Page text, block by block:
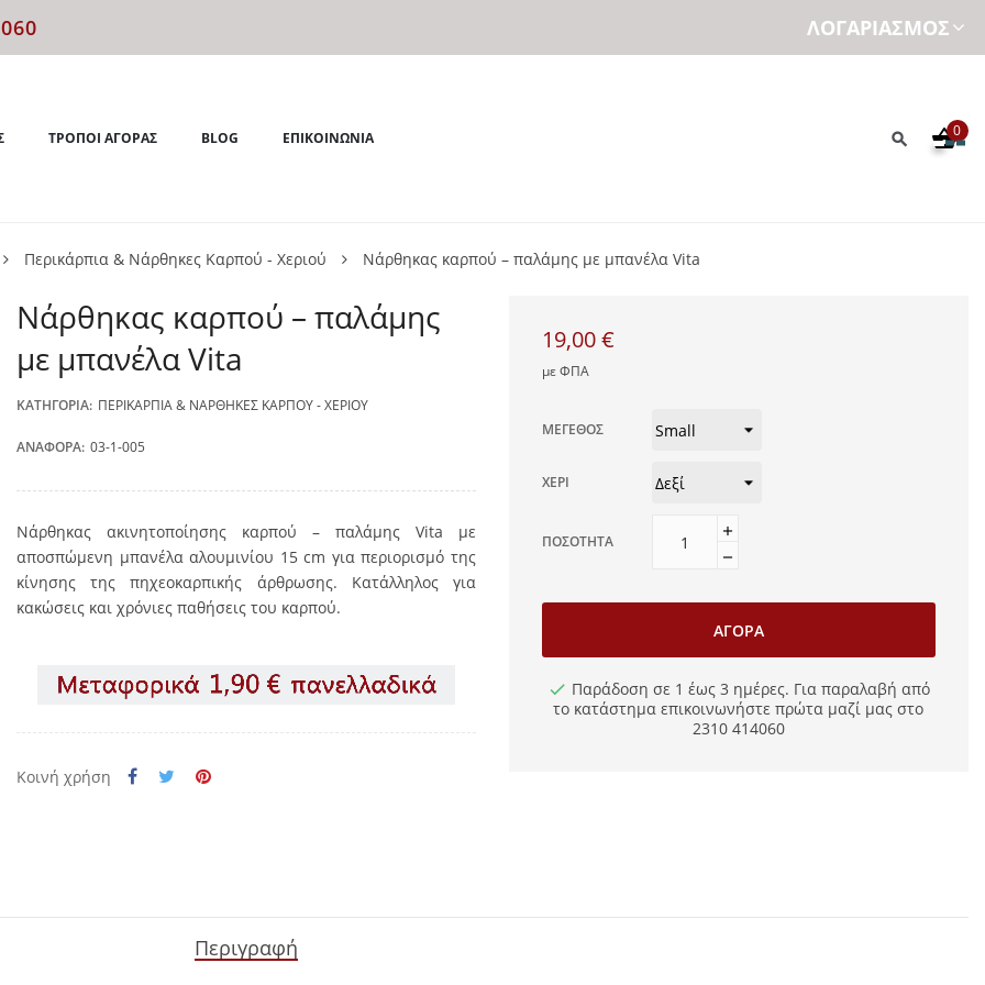
ΛΟΓΑΡΙΑΣΜΌΣ
ΤΡΌΠΟΙ ΑΓΟΡΆΣ BLOG ΕΠΙΚΟΙΝΩΝΊΑ 0
Περικάρπια & Νάρθηκες Καρπού - Χεριού Νάρθηκας καρπού – παλάμης με μπανέλα Vita
Νάρθηκας καρπού – παλάμης
με μπανέλα Vita
ΚΑΤΗΓΟΡΊΑ: ΠΕΡΙΚΆΡΠΙΑ & ΝΆΡΘΗΚΕΣ ΚΑΡΠΟΎ - ΧΕΡΙΟΎ
ΑΝΑΦΟΡΆ: 03-1-005
Νάρθηκας ακινητοποίησης καρπού – παλάμης Vita με
αποσπώμενη μπανέλα αλουμινίου 15 cm για περιορισμό της
κίνησης της πηχεοκαρπικής άρθρωσης. Κατάλληλος για
κακώσεις και χρόνιες παθήσεις του καρπού.
Κοινή χρήση
19,00 €
με ΦΠΑ
ΜΈΓΕΘΟΣ
ΧΈΡΙ
ΠΟΣΌΤΗΤΑ
ΑΓΟΡΆ
Παράδοση σε 1 έως 3 ημέρες. Για παραλαβή από
το κατάστημα επικοινωνήστε πρώτα μαζί μας στο
2310 414060
Περιγραφή